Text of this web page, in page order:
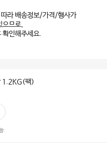
따라 배송정보/가격/행사가
으므로,
확인해주세요.
1.2KG(팩)
더